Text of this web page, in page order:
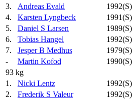
3.
Andreas Evald 1992(S)
4.
Karsten Lyngbeck 1991(S)
5.
Daniel S Larsen 1989(S)
6.
Tobias Hangel 1992(S)
7.
Jesper B Medhus 1979(S)
-
Martin Kofod 1990(S)
93 kg
1.
Nicki Lentz 1992(S)
2.
Frederik S Valeur 1992(S)